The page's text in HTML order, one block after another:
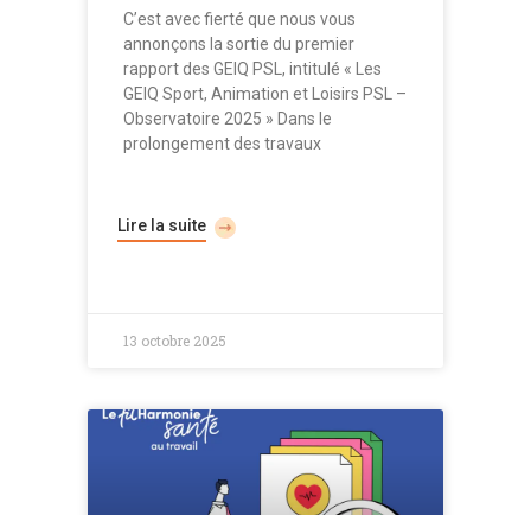
C’est avec fierté que nous vous
annonçons la sortie du premier
rapport des GEIQ PSL, intitulé « Les
GEIQ Sport, Animation et Loisirs PSL –
Observatoire 2025 » Dans le
prolongement des travaux
Lire la suite
13 octobre 2025